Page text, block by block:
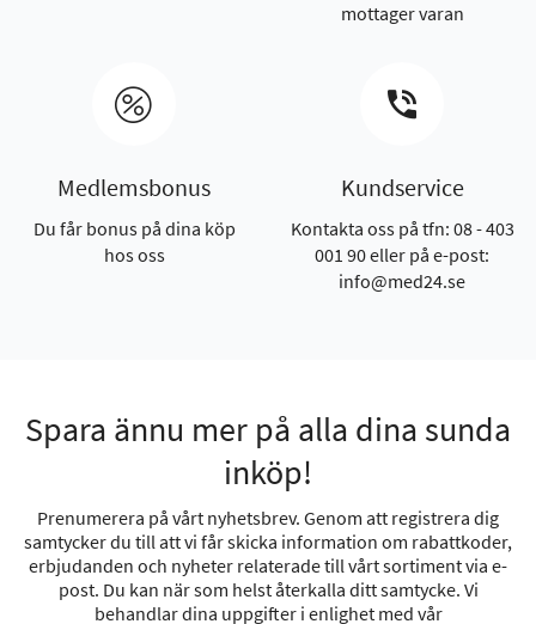
mottager varan
Medlemsbonus
Du får bonus på dina köp
hos oss
Kundservice
Kontakta oss på tfn: 08 - 403
001 90 eller på e-post:
info@med24.se
Spara ännu mer på alla dina sunda
inköp!
Prenumerera på vårt nyhetsbrev. Genom att registrera dig
samtycker du till att vi får skicka information om rabattkoder,
erbjudanden och nyheter relaterade till vårt sortiment via e-
post. Du kan när som helst återkalla ditt samtycke. Vi
behandlar dina uppgifter i enlighet med vår